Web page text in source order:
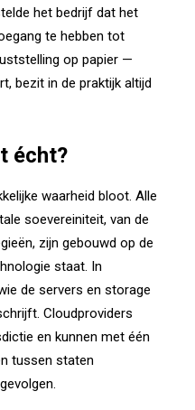
het bedrijf dat het
te hebben tot
op papier —
bezit in de praktijk altijd
écht?
waarheid bloot. Alle
soevereiniteit, van de
zijn gebouwd op de
staat. In
de servers en storage
Cloudproviders
en kunnen met één
tussen staten